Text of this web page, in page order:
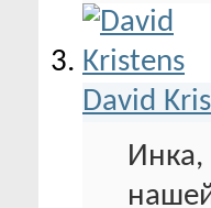
David
Инка,